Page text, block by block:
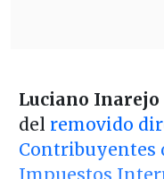
Luciano Inarejo
del removido
Contribuyentes
Impuestos